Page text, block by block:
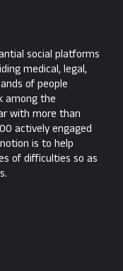
social platforms
medical, legal,
of people
among the
with more than
actively engaged
is to help
of difficulties so as